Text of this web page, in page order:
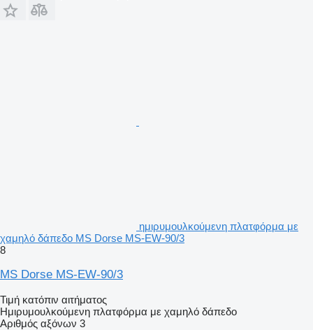
ημιρυμουλκούμενη πλατφόρμα με
χαμηλό δάπεδο MS Dorse MS-EW-90/3
8
MS Dorse MS-EW-90/3
Τιμή κατόπιν αιτήματος
Ημιρυμουλκούμενη πλατφόρμα με χαμηλό δάπεδο
Αριθμός αξόνων 3